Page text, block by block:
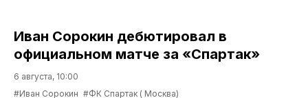
Иван Сорокин дебютировал в
официальном матче за «Спартак»
6 августа, 10:00
#Иван Сорокин #ФК Спартак ( Москва)